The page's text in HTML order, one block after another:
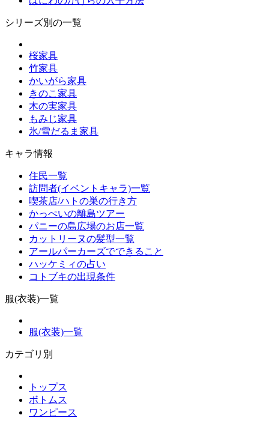
シリーズ別の一覧
桜家具
竹家具
かいがら家具
きのこ家具
木の実家具
もみじ家具
氷/雪だるま家具
キャラ情報
住民一覧
訪問者(イベントキャラ)一覧
喫茶店/ハトの巣の行き方
かっぺいの離島ツアー
パニーの島広場のお店一覧
カットリーヌの髪型一覧
アールパーカーズでできること
ハッケミィの占い
コトブキの出現条件
服(衣装)一覧
服(衣装)一覧
カテゴリ別
トップス
ボトムス
ワンピース